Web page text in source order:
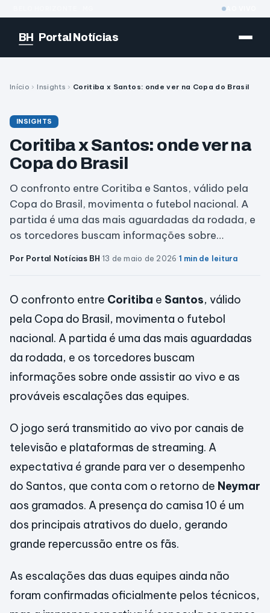
BH Portal Notícias
Início › Insights › Coritiba x Santos: onde ver na Copa do Brasil
INSIGHTS
Coritiba x Santos: onde ver na
Copa do Brasil
O confronto entre Coritiba e Santos, válido pela
Copa do Brasil, movimenta o futebol nacional. A
partida é uma das mais aguardadas da rodada, e
os torcedores buscam informações sobre…
Por Portal Notícias BH·13 de maio de 2026·1 min de leitura
O confronto entre Coritiba e Santos, válido
pela Copa do Brasil, movimenta o futebol
nacional. A partida é uma das mais aguardadas
da rodada, e os torcedores buscam
informações sobre onde assistir ao vivo e as
prováveis escalações das equipes.
O jogo será transmitido ao vivo por canais de
televisão e plataformas de streaming. A
expectativa é grande para ver o desempenho
do Santos, que conta com o retorno de Neymar
aos gramados. A presença do camisa 10 é um
dos principais atrativos do duelo, gerando
grande repercussão entre os fãs.
As escalações das duas equipes ainda não
foram confirmadas oficialmente pelos técnicos,